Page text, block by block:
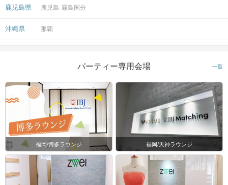
鹿児島県 鹿児島 霧島国分
沖縄県 那覇
パーティー専用会場 一覧
福岡/博多ラウンジ 福岡/天神ラウンジ